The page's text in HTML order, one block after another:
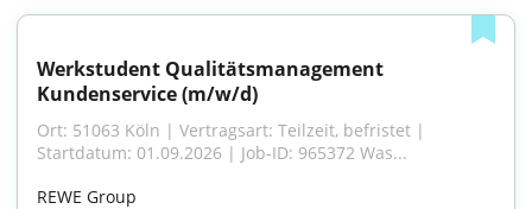
Werkstudent Qualitätsmanagement
Kundenservice (m/w/d)
Ort: 51063 Köln | Vertragsart: Teilzeit, befristet |
Startdatum: 01.09.2026 | Job-ID: 965372 Was...
REWE Group